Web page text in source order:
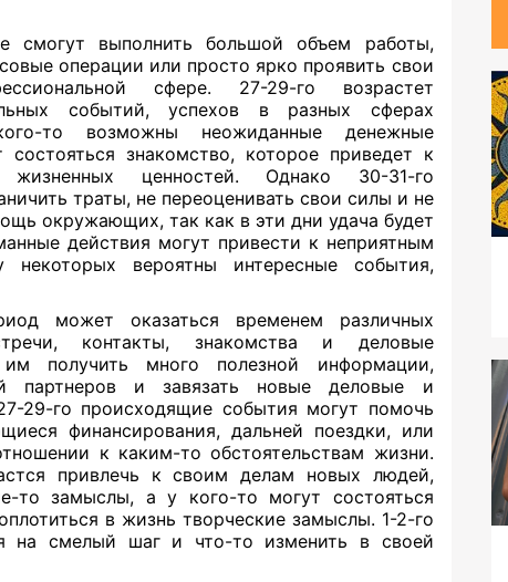
смогут выполнить большой объем работы,
операции или просто ярко проявить свои
сфере. 27-29-го возрастет
событий, успехов в разных сферах
то возможны неожиданные денежные
знакомство, которое приведет к
жизненных ценностей. Однако 30-31-го
траты, не переоценивать свои силы и не
окружающих, так как в эти дни удача будет
действия могут привести к неприятным
некоторых вероятны интересные события,
может оказаться временем различных
контакты, знакомства и деловые
получить много полезной информации,
партнеров и завязать новые деловые и
29-го происходящие события могут помочь
финансирования, дальней поездки, или
к каким-то обстоятельствам жизни.
привлечь к своим делам новых людей,
то замыслы, а у кого-то могут состояться
в жизнь творческие замыслы. 1-2-го
на смелый шаг и что-то изменить в своей